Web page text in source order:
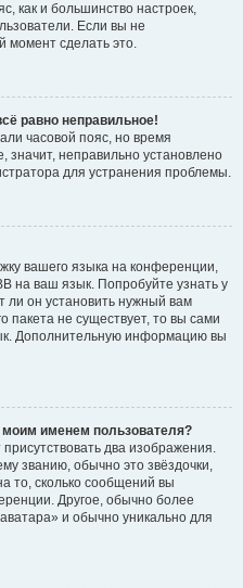
как и большинство настроек,
Если вы не
момент сделать это.
равно неправильное!
часовой пояс, но время
неправильно установлено
для устранения проблемы.
вашего языка на конференции,
на ваш язык. Попробуйте узнать у
он установить нужный вам
пакета не существует, то вы сами
Дополнительную информацию вы
именем пользователя?
два изображения.
званию, обычно это звёздочки,
то, сколько сообщений вы
Другое, обычно более
и обычно уникально для